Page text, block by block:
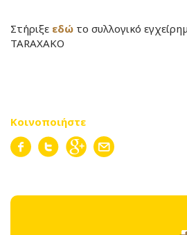
Στήριξε εδώ το συλλογικό
TARAXAKO
Κοινοποιήστε